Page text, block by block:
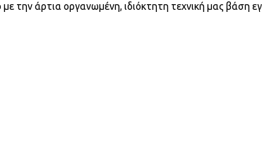
την άρτια οργανωμένη, ιδιόκτητη τεχνική μας βάση